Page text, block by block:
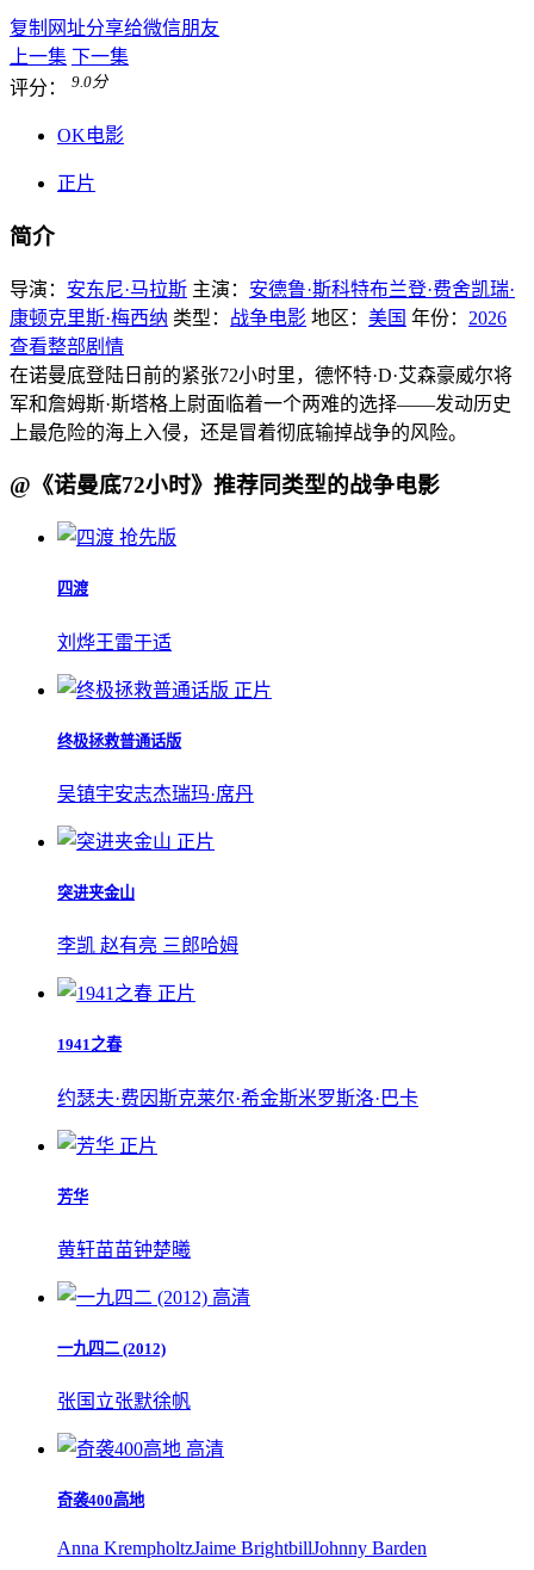
复制网址分享给微信朋友
上一集 下一集
评分：
9.0分
OK电影
正片
简介
导演： 安东尼·马拉斯 主演： 安德鲁·斯科特布兰登·费舍凯瑞·
康顿克里斯·梅西纳 类型： 战争电影 地区： 美国 年份： 2026
查看整部剧情
在诺曼底登陆日前的紧张72小时里，德怀特·D·艾森豪威尔将
军和詹姆斯·斯塔格上尉面临着一个两难的选择——发动历史
上最危险的海上入侵，还是冒着彻底输掉战争的风险。
@《诺曼底72小时》推荐同类型的战争电影
抢先版
四渡
刘烨王雷于适
正片
终极拯救普通话版
吴镇宇安志杰瑞玛·席丹
正片
突进夹金山
李凯 赵有亮 三郎哈姆
正片
1941之春
约瑟夫·费因斯克莱尔·希金斯米罗斯洛·巴卡
正片
芳华
黄轩苗苗钟楚曦
高清
一九四二 (2012)
张国立张默徐帆
高清
奇袭400高地
Anna KrempholtzJaime BrightbillJohnny Barden